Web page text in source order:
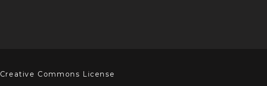
Creative Commons License